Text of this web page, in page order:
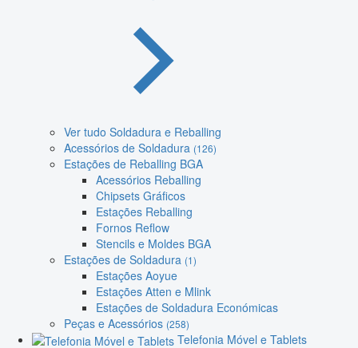
Ver tudo Soldadura e Reballing
Acessórios de Soldadura (126)
Estações de Reballing BGA
Acessórios Reballing
Chipsets Gráficos
Estações Reballing
Fornos Reflow
Stencils e Moldes BGA
Estações de Soldadura (1)
Estações Aoyue
Estações Atten e Mlink
Estações de Soldadura Económicas
Peças e Acessórios (258)
Telefonia Móvel e Tablets